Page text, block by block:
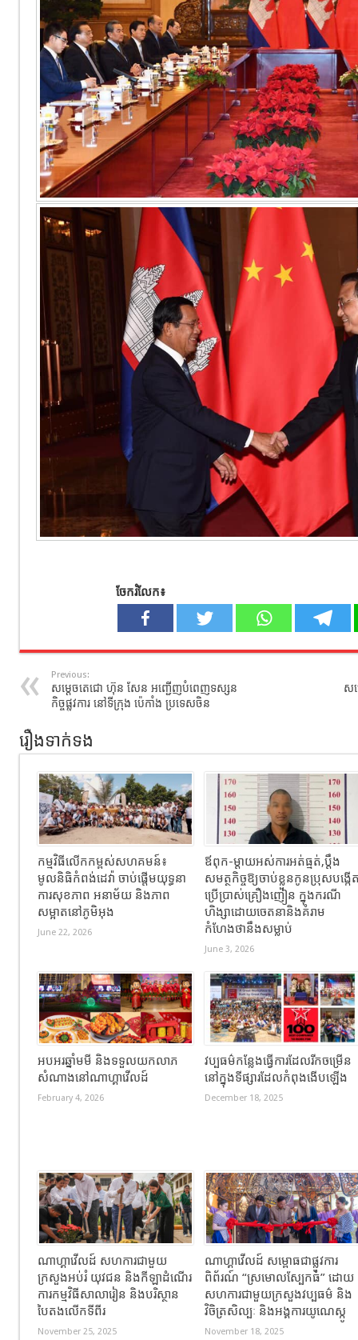
ចែករំលែក៖
Previous:
សម្តេចតេជោ ហ៊ុន សែន អញ្ជើញបំពេញទស្សន
កិច្ចផ្លូវការ នៅទីក្រុង ប៉េកាំង ប្រទេសចិន
ស
រឿងទាក់ទង
កម្មវិធីលើកកម្ពស់សហគមន៍៖
មូលនិធិកំពង់ដេវ៉ា ចាប់ផ្តើមយុទ្ធនា
ការសុខភាព អនាម័យ និងភាព
សម្អាតនៅភូមិអុង
June 22, 2026
ឪពុក-ម្ដាយអស់ការអត់ធ្មត់,ប្ដឹង
សមត្ថកិច្ចឱ្យចាប់ខ្លួនកូនប្រុសបង្កើ
ប្រើប្រាស់គ្រឿងញៀន ក្នុងករណី
ហិង្សាដោយចេតនានិងគំរាម
កំហែងថានឹងសម្លាប់
June 3, 2026
អបអរឆ្នាំមមី និងទទួលយកលាភ
សំណាងនៅណាហ្គាវើលដ៍
February 4, 2026
វប្បធម៌កន្លែងធ្វើការដែលរីកចម្រើន
នៅក្នុងទីផ្សារដែលកំពុងងើបឡើង
December 18, 2025
ណាហ្គាវើលដ៍ សហការជាមួយ
ក្រសួងអប់រំ យុវជន និងកីឡាដំណើរ
ការកម្មវិធីសាលារៀន និងបរិស្ថាន
បៃតងលើកទីពីរ
November 25, 2025
ណាហ្គាវើលដ៍ សម្ពោធជាផ្លូវការ
ពិព័រណ៍ “ស្រមោលស្បែកធំ” ដោយ
សហការជាមួយក្រសួងវប្បធម៌ និង
វិចិត្រសិល្បៈ និងអង្គការយូណេស្កូ
November 18, 2025